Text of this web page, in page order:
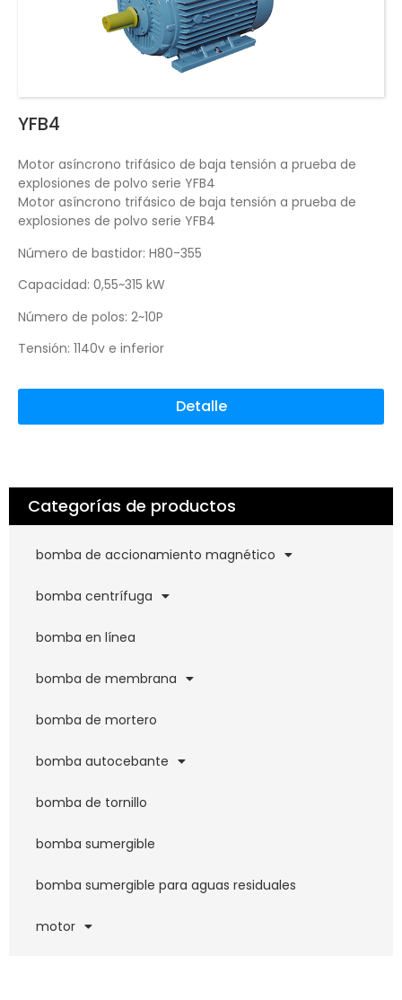
Categorías de productos
bomba de accionamiento magnético
bomba centrífuga
bomba en línea
bomba de membrana
bomba de mortero
bomba autocebante
bomba de tornillo
bomba sumergible
bomba sumergible para aguas residuales
motor
YFB4
Motor asíncrono trifásico de baja tensión a prueba de
explosiones de polvo serie YFB4
Motor asíncrono trifásico de baja tensión a prueba de
explosiones de polvo serie YFB4
Número de bastidor: H80-355
Capacidad: 0,55~315 kW
Número de polos: 2~10P
Tensión: 1140v e inferior
Detalle